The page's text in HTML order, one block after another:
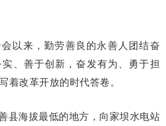
以来，勤劳善良的永善人团结奋
、善于创新，奋发有为、勇于担
着改革开放的时代答卷。
县海拔最低的地方，向家坝水电站